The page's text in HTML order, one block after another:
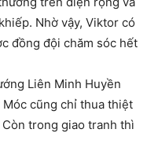
Nhờ vậy, Viktor có
đồng đội chăm sóc hết
Liên Minh Huyền
Móc cũng chỉ thua thiệt
trong giao tranh thì